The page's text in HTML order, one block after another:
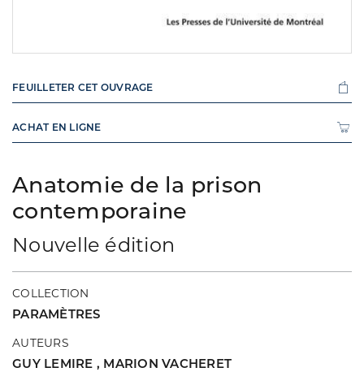
Anatomie de la prison
contemporaine
Nouvelle édition
COLLECTION
PARAMÈTRES
AUTEURS
GUY LEMIRE , MARION VACHERET
FEUILLETER CET OUVRAGE
ACHAT EN LIGNE